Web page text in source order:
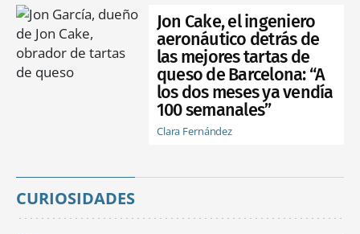
Jon Cake, el ingeniero
aeronáutico detrás de
las mejores tartas de
queso de Barcelona: “A
los dos meses ya vendía
100 semanales”
Clara Fernández
CURIOSIDADES